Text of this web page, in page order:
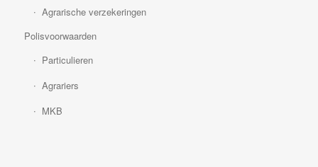
Agrarische verzekeringen
Polisvoorwaarden
Particulieren
Agrariers
MKB